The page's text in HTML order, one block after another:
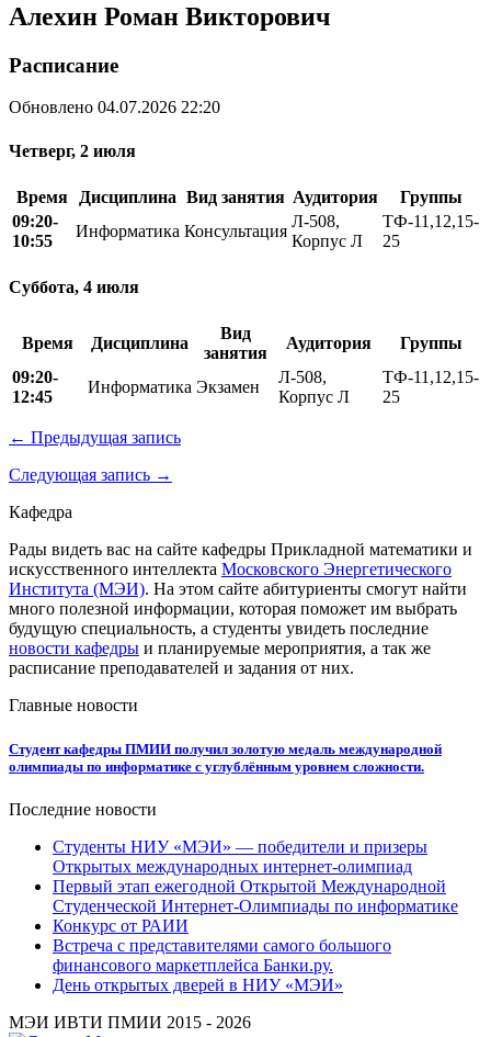
Алехин Роман Викторович
Расписание
Обновлено 04.07.2026 22:20
Четверг, 2 июля
Время Дисциплина Вид занятия Аудитория
Группы
09:20-
10:55
Информатика Консультация
Л-508,
Корпус Л
ТФ-11,12,15-
25
Суббота, 4 июля
Время Дисциплина
Вид
занятия
Аудитория
Группы
09:20-
12:45
Информатика Экзамен
Л-508,
Корпус Л
ТФ-11,12,15-
25
← Предыдущая запись
Следующая запись →
Кафедра
Рады видеть вас на сайте кафедры Прикладной математики и
искусственного интеллекта Московского Энергетического
Института (МЭИ). На этом сайте абитуриенты смогут найти
много полезной информации, которая поможет им выбрать
будущую специальность, а студенты увидеть последние
новости кафедры и планируемые мероприятия, а так же
расписание преподавателей и задания от них.
Главные новости
Студент кафедры ПМИИ получил золотую медаль международной
олимпиады по информатике с углублённым уровнем сложности.
Последние новости
Студенты НИУ «МЭИ» — победители и призеры
Открытых международных интернет-олимпиад
Первый этап ежегодной Открытой Международной
Студенческой Интернет-Олимпиады по информатике
Конкурс от РАИИ
Встреча с представителями самого большого
финансового маркетплейса Банки.ру.
День открытых дверей в НИУ «МЭИ»
МЭИ ИВТИ ПМИИ 2015 - 2026